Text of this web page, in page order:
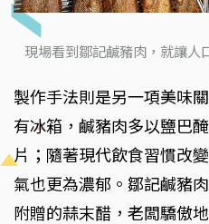
現場看到鄒記鹹豬肉，就讓人
製作手法則是另一項美味
有冰箱，鹹豬肉多以鹽巴
片；隨著現代飲食習慣改
氣也更為濃郁。鄒記鹹豬
附贈的蒜末醋，老闆驕傲